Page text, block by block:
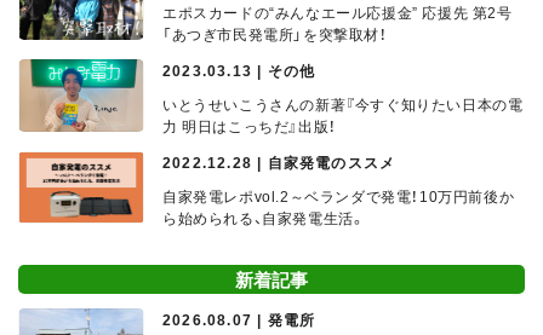
エポスカードの“みんなエール応援金” 応援先 第2号
「あつぎ市民発電所」を突撃取材！
2023.03.13 | その他
いとうせいこうさんの新著『今すぐ知りたい日本の電
力 明日はこっちだ』出版！
2022.12.28 | 自家発電のススメ
自家発電レポvol.2～ベランダで発電！10万円前後か
ら始められる、自家発電生活。
新着記事
2026.08.07 | 発電所